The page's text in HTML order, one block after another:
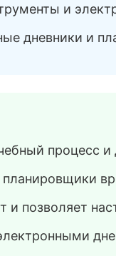
и
дневники и
процесс
позволяет